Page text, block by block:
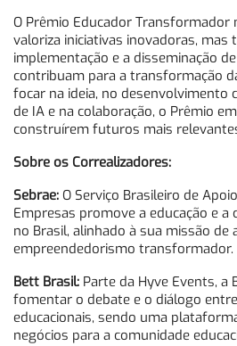
O Prêmio Educador Transformador
valoriza iniciativas inovadoras, mas
implementação e a disseminação
contribuam para a transformação
focar na ideia, no desenvolvimento
de IA e na colaboração, o Prêmio
construírem futuros mais
Sobre os Correalizadores:
Sebrae: O Serviço Brasileiro de
Empresas promove a educação e
no Brasil, alinhado à sua missão de
empreendedorismo transformador.
Bett Brasil: Parte da Hyve Events, a
fomentar o debate e o diálogo
educacionais, sendo uma
negócios para a comunidade